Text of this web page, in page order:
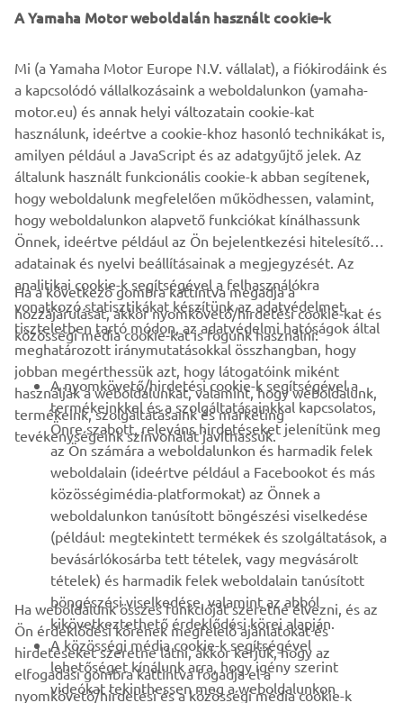
©Yamaha Motor Europe N.V. / Yamaha Motor Co., Ltd.
kereskedelmi vagy nem kereskedelmi célokra nem
használhatók fel a Yamaha Motor Europe N.V. és/vagy a
Yamaha Motor Co., Ltd. kifejezett írásbeli engedélye
nélkül.
Mindig biztonságosan közlekedjen, és tartsa be a helyi
közlekedési szabályokat.
VÁLLALATI
B2B
TÖBB YAMAHA
TÁMOGATÁS
HÍRLEVÉL
Legyél az elsők között, aki a legújabb ajánlatokról, különleges
eseményekről, újdonságokról stb. értesül.
ELŐFIZETÉS
A Yamaha Motor weboldalán használt cookie-k
Mi (a Yamaha Motor Europe N.V. vállalat), a fiókirodáink és
a kapcsolódó vállalkozásaink a weboldalunkon (yamaha-
motor.eu) és annak helyi változatain cookie-kat
használunk, ideértve a cookie-khoz hasonló technikákat is,
amilyen például a JavaScript és az adatgyűjtő jelek. Az
általunk használt funkcionális cookie-k abban segítenek,
hogy weboldalunk megfelelően működhessen, valamint,
hogy weboldalunkon alapvető funkciókat kínálhassunk
Önnek, ideértve például az Ön bejelentkezési hitelesítő
adatainak és nyelvi beállításainak a megjegyzését. Az
analitikai cookie-k segítségével a felhasználókra
vonatkozó statisztikákat készítünk az adatvédelmet
tiszteletben tartó módon, az adatvédelmi hatóságok által
meghatározott iránymutatásokkal összhangban, hogy
jobban megérthessük azt, hogy látogatóink miként
használják a weboldalunkat, valamint, hogy weboldalunk,
termékeink, szolgáltatásaink és marketing
tevékenységeink színvonalát javíthassuk.
Ha a következő gombra kattintva megadja a
hozzájárulását, akkor nyomkövető/hirdetési cookie-kat és
közösségi média cookie-kat is fogunk használni:
A nyomkövető/hirdetési cookie-k segítségével a
termékeinkkel és a szolgáltatásainkkal kapcsolatos,
Önre szabott, releváns hirdetéseket jelenítünk meg
az Ön számára a weboldalunkon és harmadik felek
weboldalain (ideértve például a Facebookot és más
közösségimédia-platformokat) az Önnek a
weboldalunkon tanúsított böngészési viselkedése
(például: megtekintett termékek és szolgáltatások, a
bevásárlókosárba tett tételek, vagy megvásárolt
tételek) és harmadik felek weboldalain tanúsított
böngészési viselkedése, valamint az abból
kikövetkeztethető érdeklődési körei alapján.
A közösségi média cookie-k segítségével
lehetőséget kínálunk arra, hogy igény szerint
videókat tekinthessen meg a weboldalunkon
Ha weboldalunk összes funkcióját szeretné élvezni, és az
Ön érdeklődési körének megfelelő ajánlatokat és
hirdetéseket szeretne látni, akkor kérjük, hogy az
elfogadási gombra kattintva fogadja el a
nyomkövető/hirdetési és a közösségi média cookie-k